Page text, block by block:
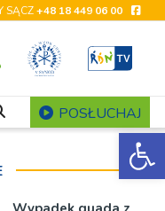
SĄCZ+48 18 449 06 00
POSŁUCHAJ